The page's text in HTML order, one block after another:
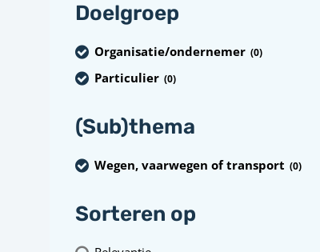
Doelgroep
Organisatie/ondernemer (0)
Particulier (0)
(Sub)thema
Wegen, vaarwegen of transport (0)
Sorteren op